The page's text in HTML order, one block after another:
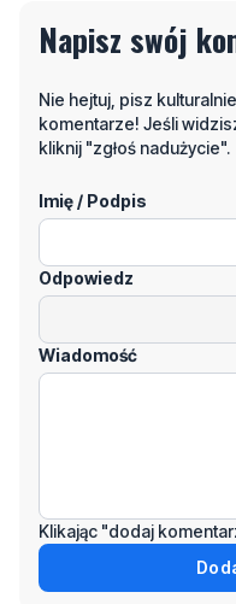
Komentarze
Napisz swój
komentarze! Jeśli
Imię / Podpis
Odpowiedz